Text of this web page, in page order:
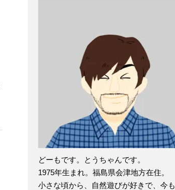
どーもです。とうちゃんです。
1975年生まれ。福島県会津地方在住。
小さな頃から、自然遊びが好きで、今も